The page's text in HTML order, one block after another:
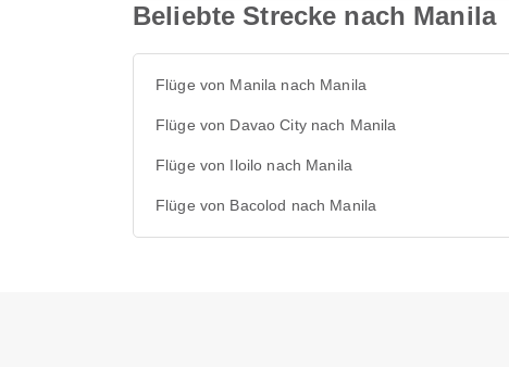
Beliebte Strecke nach Manila
Flüge von Manila nach Manila
Flüge von Davao City nach Manila
Flüge von Iloilo nach Manila
Flüge von Bacolod nach Manila